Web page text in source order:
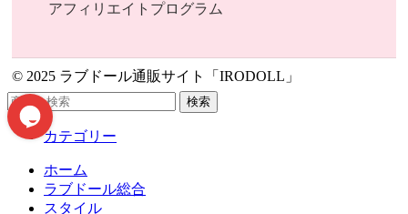
アフィリエイトプログラム
© 2025 ラブドール通販サイト「IRODOLL」
検索
カテゴリー
ホーム
ラブドール総合
スタイル